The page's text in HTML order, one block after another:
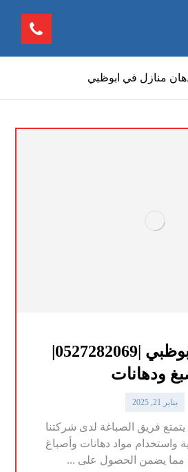
منازل في ابوظبي
ودهانات
يناير 21, 2025
فريق الصباغة لدى شركتنا
واستخدام مواد دهانات وأصباغ
مما يضمن الحصول على ...